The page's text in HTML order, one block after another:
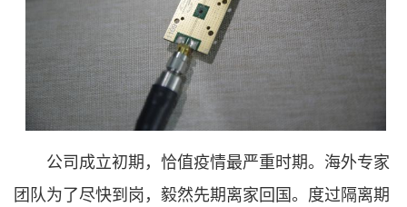
公司成立初期，恰值疫情最严重时期。海外专家
团队为了尽快到岗，毅然先期离家回国。度过隔离期